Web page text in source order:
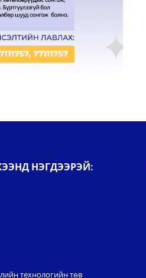
НЭГДЭЭРЭЙ:
технологийн төв